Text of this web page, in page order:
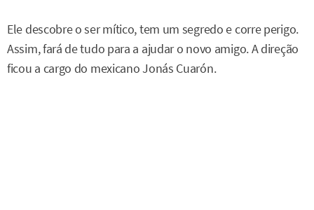
Ele descobre o ser mítico, tem um segredo e corre perigo.
Assim, fará de tudo para a ajudar o novo amigo. A direção
ficou a cargo do mexicano Jonás Cuarón.